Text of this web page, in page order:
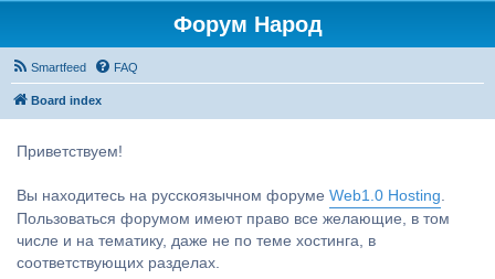
Форум Народ
Smartfeed FAQ
Board index
Приветствуем!
Вы находитесь на русскоязычном форуме Web1.0 Hosting.
Пользоваться форумом имеют право все желающие, в том
числе и на тематику, даже не по теме хостинга, в
соответствующих разделах.